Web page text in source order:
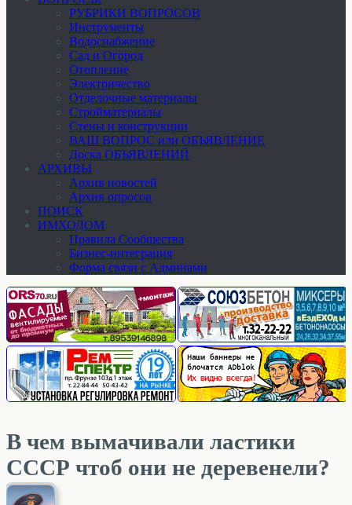
РУБРИКИ ВОПРОСОВ
Инструменты
Водоснабжение
Сад и Огород
Отопление
Электричество
Отделочные материалы
Стройматериалы
Стены и конструкции
ВАШ ВОПРОС или ОБЪЯВЛЕНИЕ
Доска ОБЪЯВЛЕНИЙ
АРХИВЫ
Архив новостей
Архив опросов
ПОИСК
ИМХОДОМ
Правила Сообщества
Бизнес-интеграция
Форма связи с Админами
В чем вымачивали ластики
СССР чтоб они не деревенели?